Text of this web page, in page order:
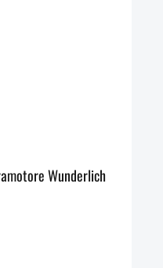
Wunderlich